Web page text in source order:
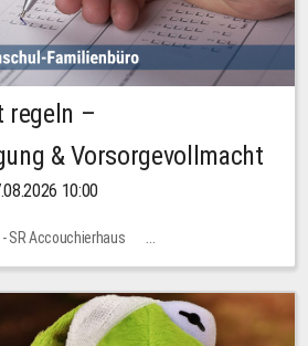
regeln –
& Vorsorgevollmacht
10:00
SR Accouchierhaus